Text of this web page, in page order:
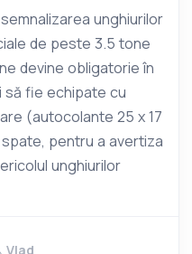
unghiurilor
de peste 3.5 tone
devine obligatorie în
să fie echipate cu
(autocolante 25 x 17
pentru a avertiza
unghiurilor
Vlad